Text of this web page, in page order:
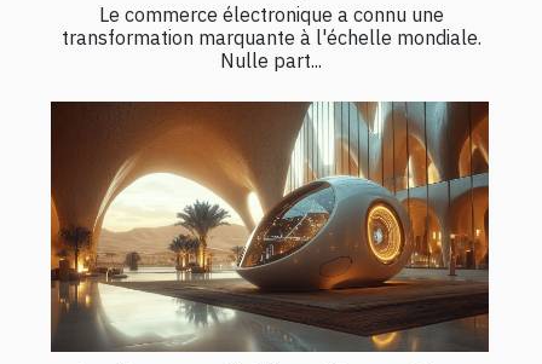
Le commerce électronique a connu une
transformation marquante à l'échelle mondiale.
Nulle part...